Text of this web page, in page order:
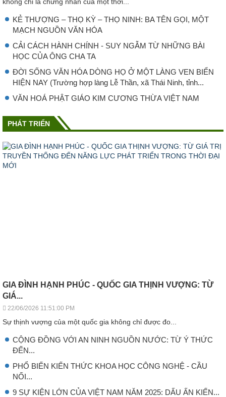
KẺ THƯỢNG – THỌ KỲ – THỌ NINH: BA TÊN GỌI, MỘT
MẠCH NGUỒN VĂN HÓA
CẢI CÁCH HÀNH CHÍNH - SUY NGẪM TỪ NHỮNG BÀI
HỌC CỦA ÔNG CHA TA
ĐỜI SỐNG VĂN HÓA DÒNG HỌ Ở MỘT LÀNG VEN BIỂN
HIỆN NAY (Trường hợp làng Lễ Thần, xã Thái Ninh, tỉnh...
VĂN HOÁ PHẬT GIÁO KIM CƯƠNG THỪA VIỆT NAM
PHÁT TRIỂN
GIA ĐÌNH HẠNH PHÚC - QUỐC GIA THỊNH VƯỢNG: TỪ
GIÁ...
22/06/2026 11:51:00 PM
Sự thịnh vượng của một quốc gia không chỉ được đo...
CỘNG ĐỒNG VỚI AN NINH NGUỒN NƯỚC: TỪ Ý THỨC
ĐẾN...
PHỔ BIẾN KIẾN THỨC KHOA HỌC CÔNG NGHỆ - CẦU
NỐI...
9 SỰ KIỆN LỚN CỦA VIỆT NAM NĂM 2025: DẤU ẤN KIẾN...